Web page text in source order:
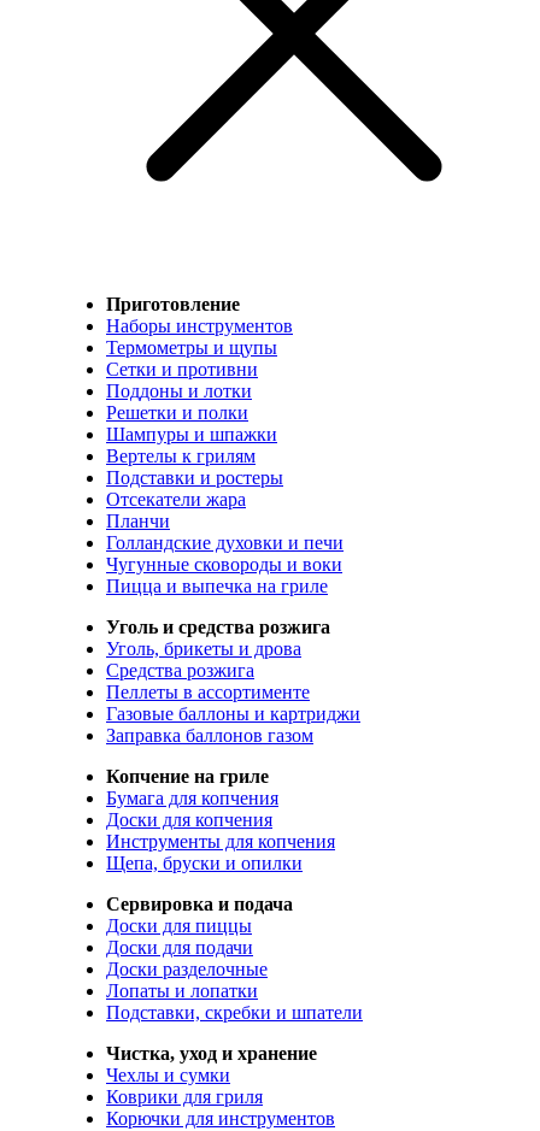
Приготовление
Наборы инструментов
Термометры и щупы
Сетки и противни
Поддоны и лотки
Решетки и полки
Шампуры и шпажки
Вертелы к грилям
Подставки и ростеры
Отсекатели жара
Планчи
Голландские духовки и печи
Чугунные сковороды и воки
Пицца и выпечка на гриле
Уголь и средства розжига
Уголь, брикеты и дрова
Средства розжига
Пеллеты в ассортименте
Газовые баллоны и картриджи
Заправка баллонов газом
Копчение на гриле
Бумага для копчения
Доски для копчения
Инструменты для копчения
Щепа, бруски и опилки
Сервировка и подача
Доски для пиццы
Доски для подачи
Доски разделочные
Лопаты и лопатки
Подставки, скребки и шпатели
Чистка, уход и хранение
Чехлы и сумки
Коврики для гриля
Корючки для инструментов